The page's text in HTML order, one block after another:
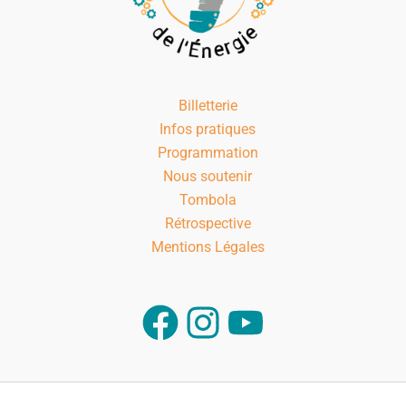
Billetterie
Infos pratiques
Programmation
Nous soutenir
Tombola
Rétrospective
Mentions Légales